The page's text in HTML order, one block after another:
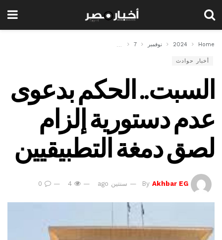
Home
2024 نوفمبر 7
أخبار حوادث
السبت.. الحكم بدعوى
عدم دستورية إلزام
لصق دمغة التطبيقيين
By Akhbar EG سنتين ago